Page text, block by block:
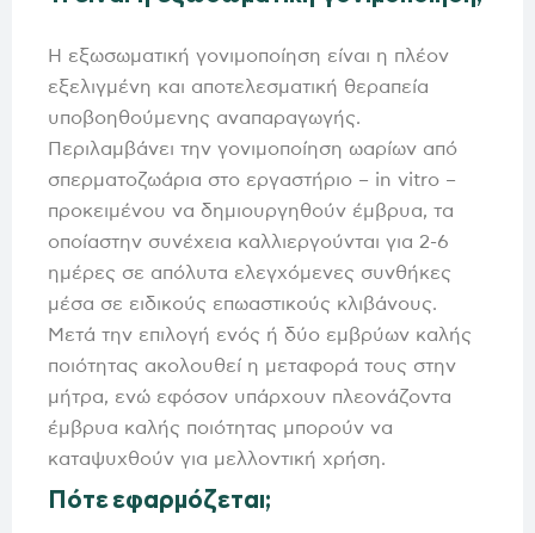
Η εξωσωματική γονιμοποίηση είναι η πλέον
εξελιγμένη και αποτελεσματική θεραπεία
υποβοηθούμενης αναπαραγωγής.
Περιλαμβάνει την γονιμοποίηση ωαρίων από
σπερματοζωάρια στο εργαστήριο – in vitro –
προκειμένου να δημιουργηθούν έμβρυα, τα
οποίαστην συνέχεια καλλιεργούνται για 2-6
ημέρες σε απόλυτα ελεγχόμενες συνθήκες
μέσα σε ειδικούς επωαστικούς κλιβάνους.
Μετά την επιλογή ενός ή δύο εμβρύων καλής
ποιότητας ακολουθεί η μεταφορά τους στην
μήτρα, ενώ εφόσον υπάρχουν πλεονάζοντα
έμβρυα καλής ποιότητας μπορούν να
καταψυχθούν για μελλοντική χρήση.
Πότε εφαρμόζεται;